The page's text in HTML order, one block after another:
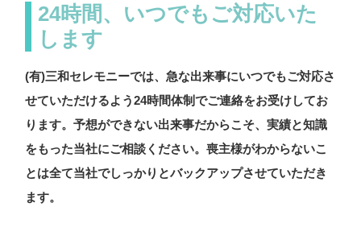
24時間、いつでもご対応いた
します
(有)三和セレモニーでは、急な出来事にいつでもご対応さ
せていただけるよう24時間体制でご連絡をお受けしてお
ります。予想ができない出来事だからこそ、実績と知識
をもった当社にご相談ください。喪主様がわからないこ
とは全て当社でしっかりとバックアップさせていただき
ます。